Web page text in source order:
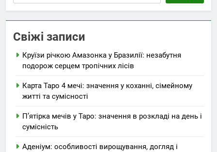
Свіжі записи
Круїзи річкою Амазонка у Бразилії: незабутня
подорож серцем тропічних лісів
Карта Таро 4 мечі: значення у коханні, сімейному
житті та сумісності
П’ятірка мечів у Таро: значення в розкладі на день і
сумісність
Аденіум: особливості вирощування, догляд і